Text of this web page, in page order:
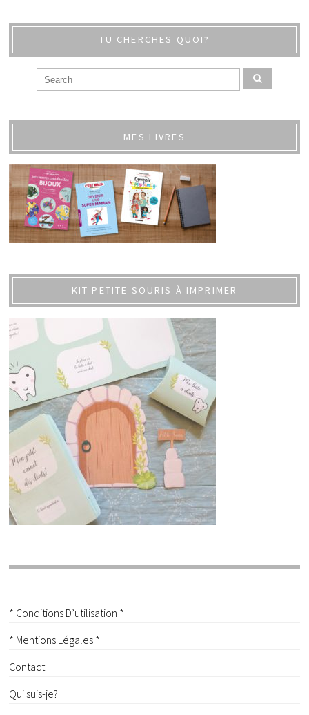
TU CHERCHES QUOI?
MES LIVRES
KIT PETITE SOURIS À IMPRIMER
* Conditions D’utilisation *
* Mentions Légales *
Contact
Qui suis-je?